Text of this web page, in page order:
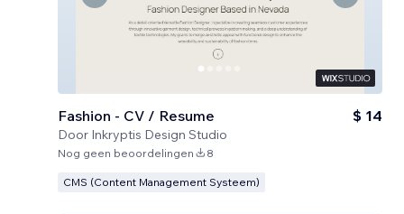
Fashion - CV / Resume
Door Inkryptis Design Studio
$ 14
Nog geen beoordelingen 8
CMS (Content Management Systeem)